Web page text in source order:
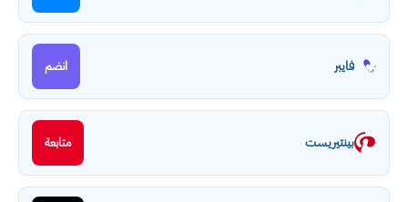
فايبر انضم
بينتيريست متابعة